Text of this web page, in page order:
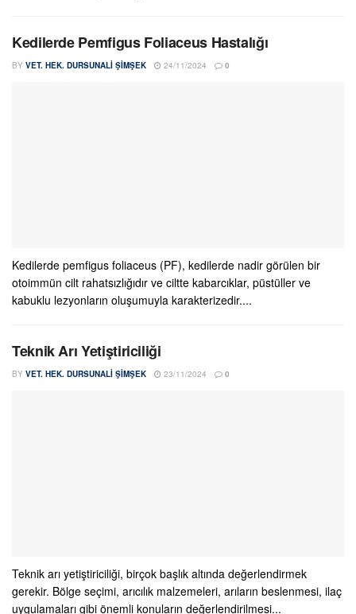
Kedilerde Pemfigus Foliaceus Hastalığı
BY VET. HEK. DURSUNALI ŞIMŞEK 24/11/2024 0
Kedilerde pemfigus foliaceus (PF), kedilerde nadir görülen bir
otoimmün cilt rahatsızlığıdır ve ciltte kabarcıklar, püstüller ve
kabuklu lezyonların oluşumuyla karakterizedir....
Teknik Arı Yetiştiriciliği
BY VET. HEK. DURSUNALI ŞIMŞEK 23/11/2024 0
Teknik arı yetiştiriciliği, birçok başlık altında değerlendirmek
gerekir. Bölge seçimi, arıcılık malzemeleri, arıların beslenmesi, ilaç
uygulamaları gibi önemli konuların değerlendirilmesi...